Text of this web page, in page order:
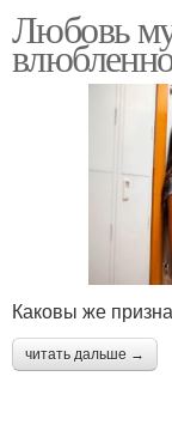
Любовь
Каковы же
читать дальше →